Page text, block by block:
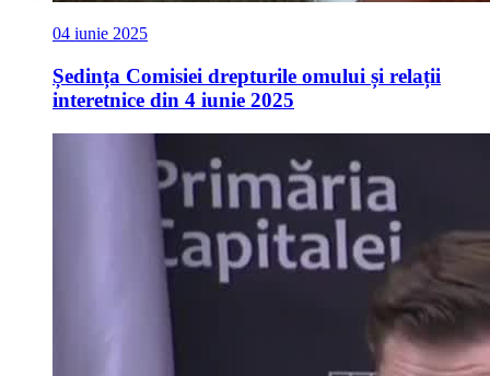
04 iunie 2025
Ședința Comisiei drepturile omului și relații
interetnice din 4 iunie 2025